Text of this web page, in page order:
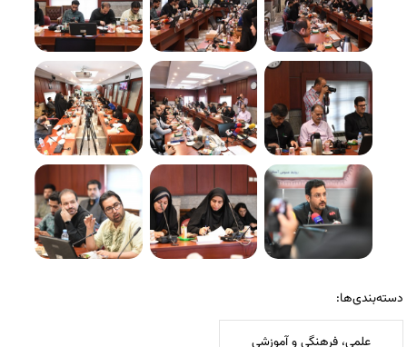
دسته‌بندی‌ها:
علمی، فرهنگی و آموزشی